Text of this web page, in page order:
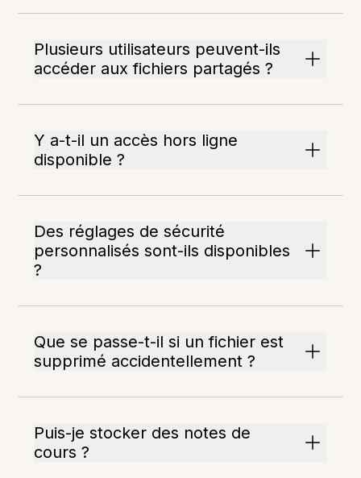
Plusieurs utilisateurs peuvent-ils
accéder aux fichiers partagés ?
Y a-t-il un accès hors ligne
disponible ?
Des réglages de sécurité
personnalisés sont-ils disponibles
?
Que se passe-t-il si un fichier est
supprimé accidentellement ?
Puis-je stocker des notes de
cours ?